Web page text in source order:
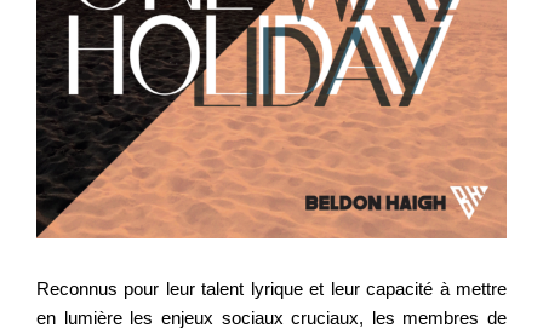
Reconnus pour leur talent lyrique et leur capacité à mettre
en lumière les enjeux sociaux cruciaux, les membres de